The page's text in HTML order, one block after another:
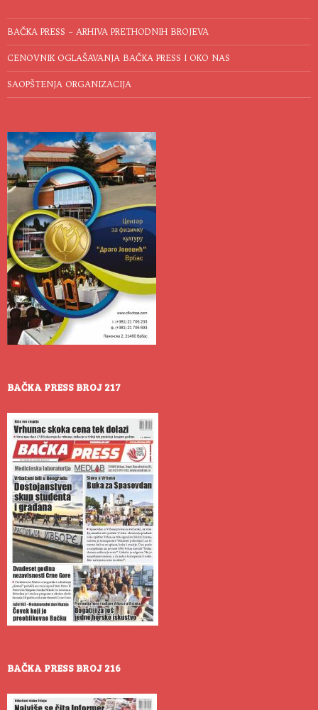
BAČKA PRESS – ARHIVA PRETHODNIH BROJEVA
CENOVNIK OGLAŠAVANJA BAČKA PRESS I OKO NAS
SAOPŠTENJA ORGANIZACIJA
BAČKA PRESS BROJ 217
BAČKA PRESS BROJ 216